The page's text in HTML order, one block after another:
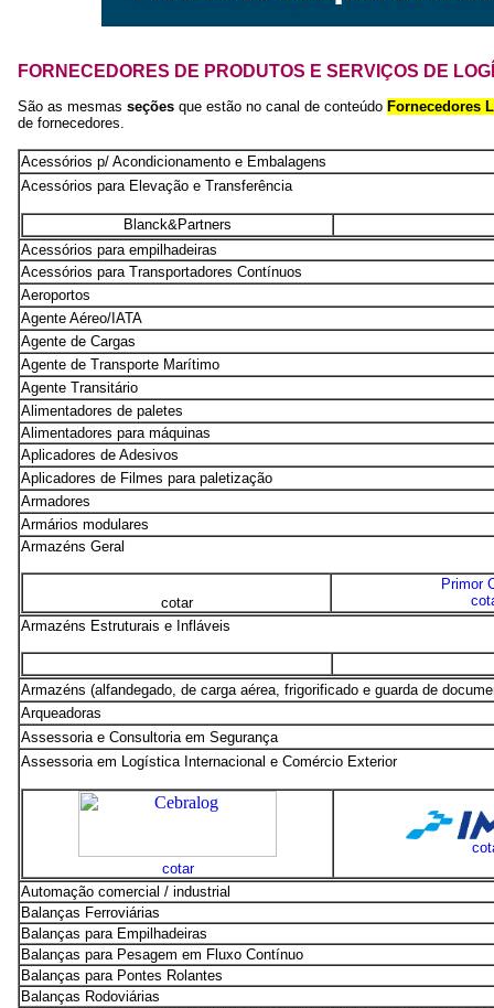
FORNECEDORES DE PRODUTOS E SERVIÇOS DE
São as mesmas seções que estão no canal de conteúdo Fornecedores
de fornecedores.
Acessórios p/ Acondicionamento e Embalagens
Acessórios para Elevação e Transferência
Blanck&Partners
Acessórios para empilhadeiras
Acessórios para Transportadores Contínuos
Aeroportos
Agente Aéreo/IATA
Agente de Cargas
Agente de Transporte Marítimo
Agente Transitário
Alimentadores de paletes
Alimentadores para máquinas
Aplicadores de Adesivos
Aplicadores de Filmes para paletização
Armadores
Armários modulares
Armazéns Geral
cotar
Primor
Armazéns Estruturais e Infláveis
Armazéns (alfandegado, de carga aérea, frigorificado e guarda de
Arqueadoras
Assessoria e Consultoria em Segurança
Assessoria em Logística Internacional e Comércio Exterior
cotar
Automação comercial / industrial
Balanças Ferroviárias
Balanças para Empilhadeiras
Balanças para Pesagem em Fluxo Contínuo
Balanças para Pontes Rolantes
Balanças Rodoviárias